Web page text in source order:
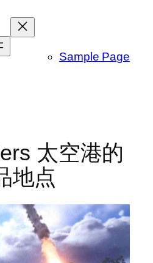
Sample Page
太空港的
地点